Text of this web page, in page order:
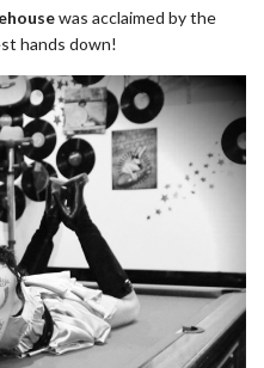
was acclaimed by the
hands down!